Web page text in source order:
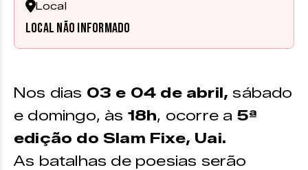
Local
Local não informado
Nos dias 03 e 04 de abril, sábado
e domingo, às 18h, ocorre a 5ª
edição do Slam Fixe, Uai.
As batalhas de poesias serão